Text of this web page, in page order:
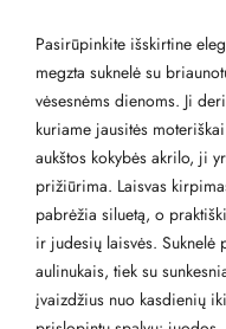
Pasirūpinkite išskirtine
megzta suknelė su
vėsesnėms dienoms. Ji
kuriame jausitės
aukštos kokybės akrilo, ji
prižiūrima. Laisvas
pabrėžia siluetą, o
ir judesių laisvės. Suknelė
aulinukais, tiek su
įvaizdžius nuo kasdienių